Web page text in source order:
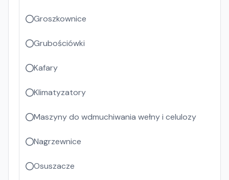
Groszkownice
Grubościówki
Kafary
Klimatyzatory
Maszyny do wdmuchiwania wełny i celulozy
Nagrzewnice
Osuszacze